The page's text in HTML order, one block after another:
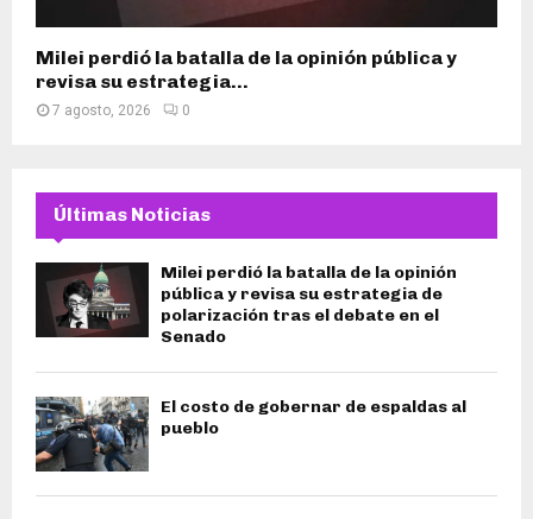
Milei perdió la batalla de la opinión pública y
revisa su estrategia...
7 agosto, 2026 0
Últimas Noticias
Milei perdió la batalla de la opinión
pública y revisa su estrategia de
polarización tras el debate en el
Senado
El costo de gobernar de espaldas al
pueblo